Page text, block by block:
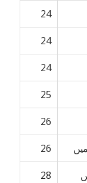
24
24
24
25
26
26
28